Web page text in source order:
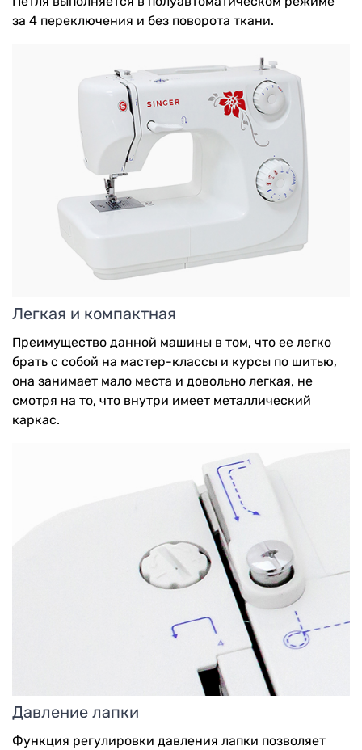
за 4 переключения и без поворота ткани.
Легкая и компактная
Преимущество данной машины в том, что ее легко
брать с собой на мастер-классы и курсы по шитью,
она занимает мало места и довольно легкая, не
смотря на то, что внутри имеет металлический
каркас.
Давление лапки
Функция регулировки давления лапки позволяет